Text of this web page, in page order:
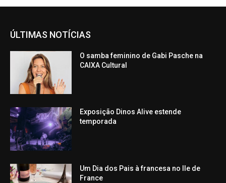
ÚLTIMAS NOTÍCIAS
O samba feminino de Gabi Pasche na
CAIXA Cultural
Exposição Dinos Alive estende
temporada
Um Dia dos Pais à francesa no Ile de
France